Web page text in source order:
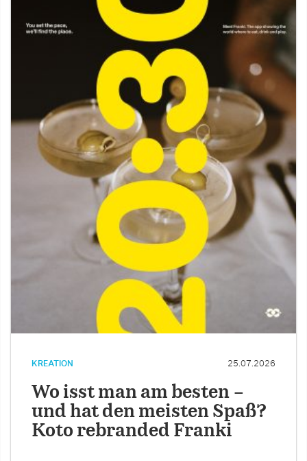
KREATION 25.07.2026
Wo isst man am besten –
und hat den meisten Spaß?
Koto rebranded Franki